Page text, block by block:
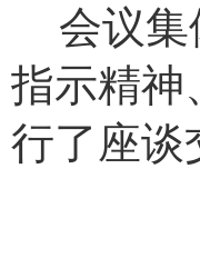
会议
指示精神
行了座谈